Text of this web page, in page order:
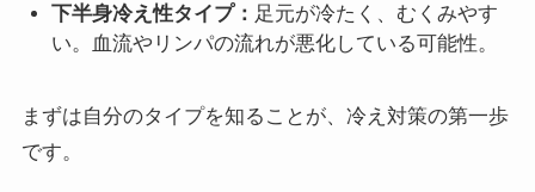
下半身冷え性タイプ： 足元が冷たく、むくみやす
い。血流やリンパの流れが悪化している可能性。
まずは自分のタイプを知ることが、冷え対策の第一歩
です。